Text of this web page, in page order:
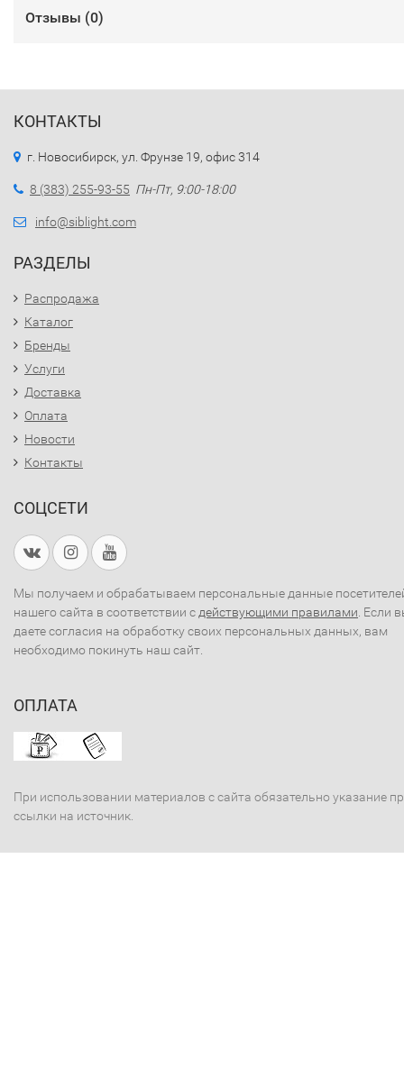
Отзывы (0)
КОНТАКТЫ
г. Новосибирск, ул. Фрунзе 19, офис 314
8 (383) 255-93-55 Пн-Пт, 9:00-18:00
info@siblight.com
РАЗДЕЛЫ
Распродажа
Каталог
Бренды
Услуги
Доставка
Оплата
Новости
Контакты
СОЦСЕТИ
Мы получаем и обрабатываем персональные данные
нашего сайта в соответствии с действующими правилами . Если
даете согласия на обработку своих персональных данных, вам
необходимо покинуть наш сайт.
ОПЛАТА
При использовании материалов с сайта обязательно указание
ссылки на источник.